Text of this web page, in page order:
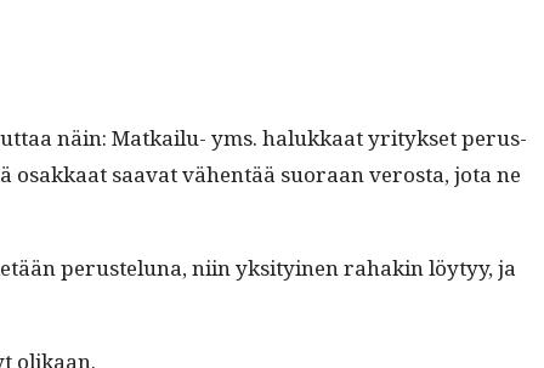
näin: Matkailu- yms. halukkaat yri­tyk­set perus­
saa­vat vähen­tää suo­raan veros­ta, jota ne
perustelu­na, niin yksi­tyi­nen rahakin löy­tyy, ja
olikaan.